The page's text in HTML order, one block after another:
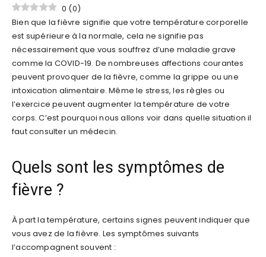
0 (0)
Bien que la fièvre signifie que votre température corporelle
est supérieure à la normale, cela ne signifie pas
nécessairement que vous souffrez d’une maladie grave
comme la COVID-19. De nombreuses affections courantes
peuvent provoquer de la fièvre, comme la grippe ou une
intoxication alimentaire. Même le stress, les règles ou
l’exercice peuvent augmenter la température de votre
corps. C’est pourquoi nous allons voir dans quelle situation il
faut consulter un médecin.
Quels sont les symptômes de
fièvre ?
À part la température, certains signes peuvent indiquer que
vous avez de la fièvre. Les symptômes suivants
l’accompagnent souvent :